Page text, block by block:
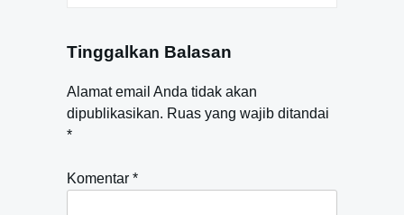
Tinggalkan Balasan
Alamat email Anda tidak akan
dipublikasikan. Ruas yang wajib ditandai
*
Komentar *